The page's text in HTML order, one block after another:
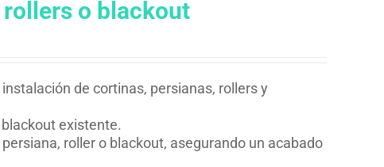
o blackout
de cortinas, persianas, rollers y
existente.
roller o blackout, asegurando un acabado